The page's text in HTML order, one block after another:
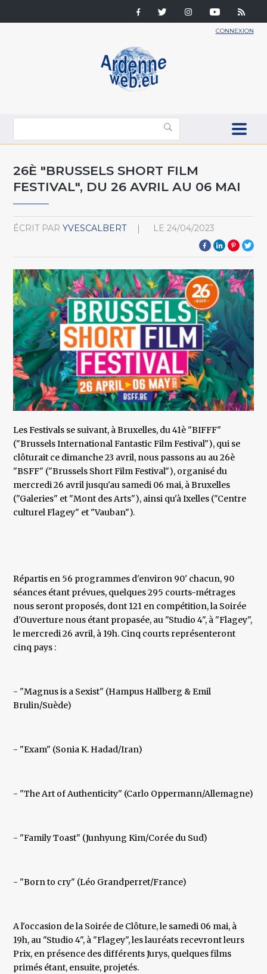
CONNEXION
26È "BRUSSELS SHORT FILM
FESTIVAL", DU 26 AVRIL AU 06 MAI
ÉCRIT PAR YVESCALBERT LE 24/04/2023
Les Festivals se suivant, à Bruxelles, du 41è "BIFFF"
("Brussels International Fantastic Film Festival"), qui se
clôturait ce dimanche 23 avril, nous passons au au 26è
"BSFF" ("Brussels Short Film Festival"), organisé du
mercredi 26 avril jusqu'au samedi 06 mai, à Bruxelles
("Galeries" et "Mont des Arts"), ainsi qu'à Ixelles ("Centre
culturel Flagey" et "Vauban").
Répartis en 56 programmes d'environ 90' chacun, 90
séances étant prévues, quelques 295 courts-métrages
nous seront proposés, dont 121 en compétition, la Soirée
d'Ouverture nous étant propasée, au "Studio 4", à "Flagey",
le mercredi 26 avril, à 19h. Cinq courts représenteront
cinq pays :
- "Magnus is a Sexist" (Hampus Hallberg & Emil
Brulin/Suède)
- "Exam" (Sonia K. Hadad/Iran)
- "The Art of Authenticity" (Carlo Oppermann/Allemagne)
- "Family Toast" (Junhyung Kim/Corée du Sud)
- "Born to cry" (Léo Grandperret/France)
A l'occasion de la Soirée de Clôture, le samedi 06 mai, à
19h, au "Studio 4", à "Flagey", les lauréats recevront leurs
Prix, en présence des différents Jurys, quelques films
primés étant, ensuite, projetés.